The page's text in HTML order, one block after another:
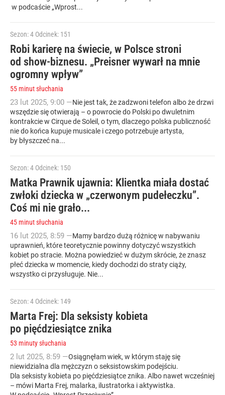
w podcaście „Wprost...
Sezon: 4 Odcinek: 151
Robi karierę na świecie, w Polsce stroni
od show-biznesu. „Preisner wywarł na mnie
ogromny wpływ”
55 minut słuchania
23 lut 2025, 9:00 —Nie jest tak, że zadzwoni telefon albo że drzwi
wszędzie się otwierają – o powrocie do Polski po dwuletnim
kontrakcie w Cirque de Soleil, o tym, dlaczego polska publiczność
nie do końca kupuje musicale i czego potrzebuje artysta,
by błyszczeć na...
Sezon: 4 Odcinek: 150
Matka Prawnik ujawnia: Klientka miała dostać
zwłoki dziecka w „czerwonym pudełeczku”.
Coś mi nie grało...
45 minut słuchania
16 lut 2025, 8:59 —Mamy bardzo dużą różnicę w nabywaniu
uprawnień, które teoretycznie powinny dotyczyć wszystkich
kobiet po stracie. Można powiedzieć w dużym skrócie, że znasz
płeć dziecka w momencie, kiedy dochodzi do straty ciąży,
wszystko ci przysługuje. Nie...
Sezon: 4 Odcinek: 149
Marta Frej: Dla seksisty kobieta
po pięćdziesiątce znika
53 minuty słuchania
2 lut 2025, 8:59 —Osiągnęłam wiek, w którym staję się
niewidzialna dla mężczyzn o seksistowskim podejściu.
Dla seksisty kobieta po pięćdziesiątce znika. Albo nawet wcześniej
– mówi Marta Frej, malarka, ilustratorka i aktywistka.